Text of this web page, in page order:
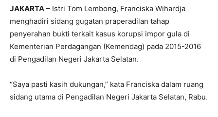
JAKARTA – Istri Tom Lembong, Franciska Wihardja
menghadiri sidang gugatan praperadilan tahap
penyerahan bukti terkait kasus korupsi impor gula di
Kementerian Perdagangan (Kemendag) pada 2015-2016
di Pengadilan Negeri Jakarta Selatan.
“Saya pasti kasih dukungan,” kata Franciska dalam ruang
sidang utama di Pengadilan Negeri Jakarta Selatan, Rabu.